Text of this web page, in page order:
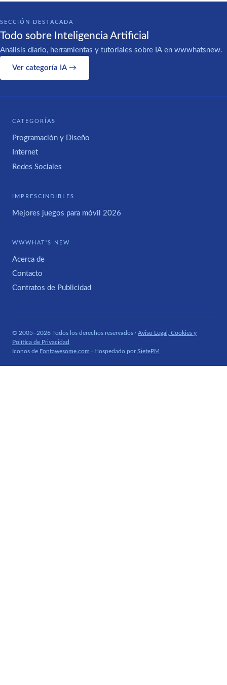
SECCIÓN DESTACADA
Todo sobre Inteligencia Artificial
Análisis diario, herramientas y tutoriales sobre IA en wwwhatsnew.
Ver categoría IA →
CATEGORÍAS
Programación y Diseño
Internet
Redes Sociales
IMPRESCINDIBLES
Mejores juegos para móvil 2026
WWWHAT'S NEW
Acerca de
Contacto
Contratos de Publicidad
© 2005–2026 Todos los derechos reservados · Aviso Legal, Cookies y
Política de Privacidad
Iconos de Fontawesome.com · Hospedado porSietePM